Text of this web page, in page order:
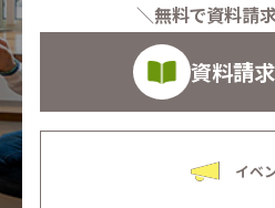
＼無料で資料請
資料請
イベ